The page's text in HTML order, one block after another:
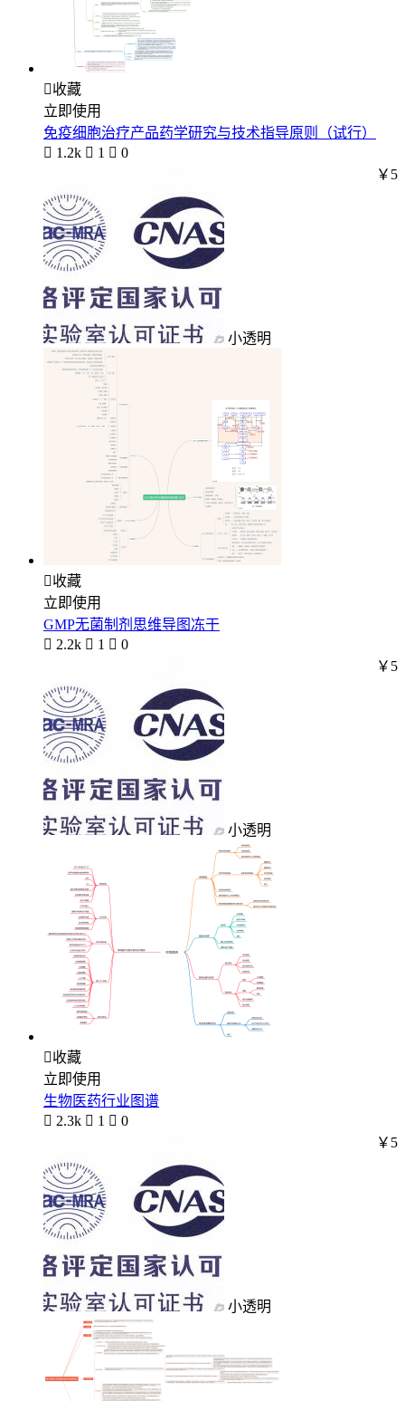
收藏
立即使用
免疫细胞治疗产品药学研究与技术指导原则（试行）
 1.2k  1  0
小透明
￥5
收藏
立即使用
GMP无菌制剂思维导图冻干
 2.2k  1  0
小透明
￥5
收藏
立即使用
生物医药行业图谱
 2.3k  1  0
小透明
￥5